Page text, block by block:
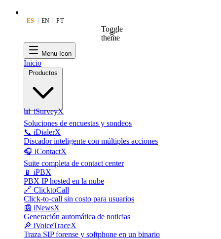
ES EN PT
Toggle
theme
Menu Icon
Inicio
Productos
📊 iSurveyX
Soluciones de encuestas y sondeos
📞 iDialerX
Discador inteligente con múltiples acciones
🎧 iContactX
Suite completa de contact center
📱 iPBX
PBX IP hosted en la nube
🔗 ClicktoCall
Click-to-call sin costo para usuarios
📰 iNewsX
Generación automática de noticias
🔎 iVoiceTraceX
Traza SIP forense y softphone en un binario